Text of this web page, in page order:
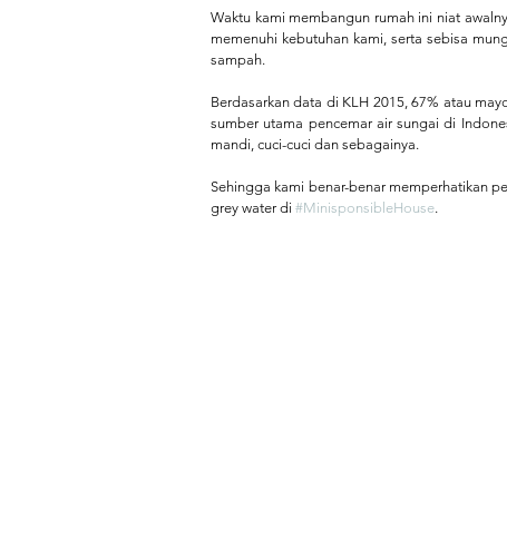
Waktu kami membangun rumah ini niat
memenuhi kebutuhan kami, serta sebisa
sampah.⁠
Berdasarkan data di KLH 2015, 67% atau
sumber utama pencemar air sungai di
mandi, cuci-cuci dan sebagainya.  ⁠
Sehingga kami benar-benar memperhatikan
grey water di #MinisponsibleHouse. ⁠